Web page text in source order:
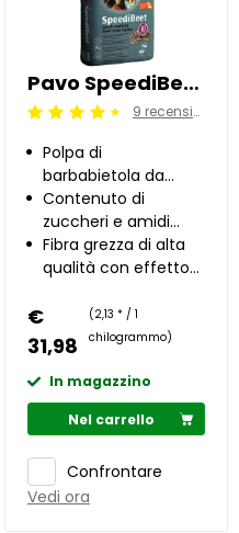
Pavo SpeediBeet 15 kg
Beoordeling: 4.5/5 9 recensioni
Polpa di
barbabietola da
zucchero con breve
tempo di ammollo
Contenuto di
zuccheri e amidi
molto basso
Fibra grezza di alta
qualità con effetto
€
31,98
(2,13 * / 1
chilogrammo)
In magazzino
Nel carrello
Confrontare
Vedi ora